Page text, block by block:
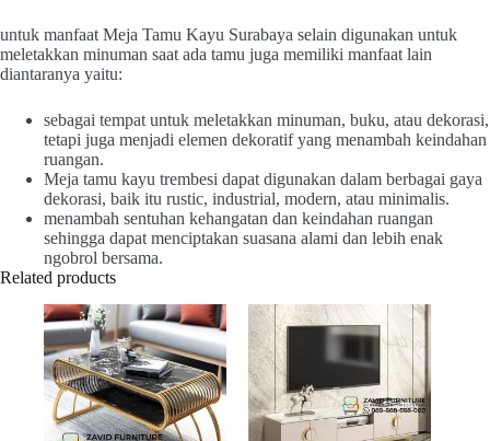
untuk manfaat Meja Tamu Kayu Surabaya selain digunakan untuk
meletakkan minuman saat ada tamu juga memiliki manfaat lain
diantaranya yaitu:
sebagai tempat untuk meletakkan minuman, buku, atau dekorasi,
tetapi juga menjadi elemen dekoratif yang menambah keindahan
ruangan.
Meja tamu kayu trembesi dapat digunakan dalam berbagai gaya
dekorasi, baik itu rustic, industrial, modern, atau minimalis.
menambah sentuhan kehangatan dan keindahan ruangan
sehingga dapat menciptakan suasana alami dan lebih enak
ngobrol bersama.
Related products